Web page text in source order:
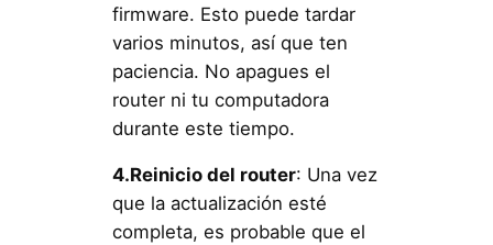
firmware. Esto puede tardar
varios minutos, así que ten
paciencia. No apagues el
router ni tu computadora
durante este tiempo.
4.Reinicio del router: Una vez
que la actualización esté
completa, es probable que el